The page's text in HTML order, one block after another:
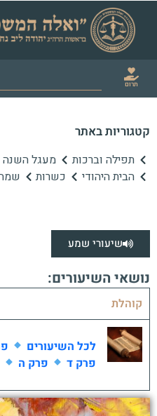
תרום
קטגוריות באתר
תפילה וברכות מעגל השנה
הבית היהודי
כשרות
שיעורי שמע
נושאי השיעורים:
קוהלת
לכל השיעורים
פרק ד
פרק ה